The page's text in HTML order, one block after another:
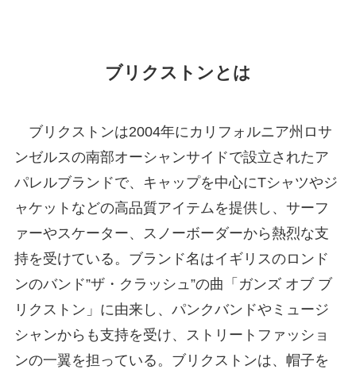
ブリクストンとは
ブリクストンは2004年にカリフォルニア州ロサ
ンゼルスの南部オーシャンサイドで設立されたア
パレルブランドで、キャップを中心にTシャツやジ
ャケットなどの高品質アイテムを提供し、サーフ
ァーやスケーター、スノーボーダーから熱烈な支
持を受けている。ブランド名はイギリスのロンド
ンのバンド”ザ・クラッシュ”の曲「ガンズ オブ ブ
リクストン」に由来し、パンクバンドやミュージ
シャンからも支持を受け、ストリートファッショ
ンの一翼を担っている。ブリクストンは、帽子を